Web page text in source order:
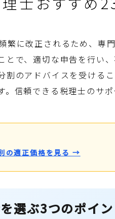
繁に改正されるため、専
とで、適切な申告を行い
割のアドバイスを受ける
信頼できる税理士のサ
の適正価格を見る →
選ぶ3つのポイン